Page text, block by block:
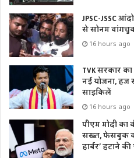
JPSC-JSSC
से सोनम
16 hours ago
TVK सरकार
नई योजना, हज
साइकिलें
16 hours ago
पीएम मोदी का
सख्त, फेसबुक
हार्बर’ हटाने